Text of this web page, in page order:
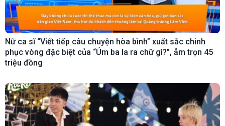
Nữ ca sĩ “Viết tiếp câu chuyện hòa bình” xuất sắc chinh
phục vòng đặc biệt của “Úm ba la ra chữ gì?”, ẵm trọn 45
triệu đồng